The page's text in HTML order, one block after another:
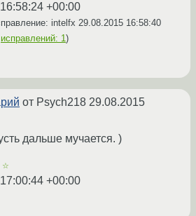
+00:00
intelfx 29.08.2015 16:58:40
исправлений: 1)
от Psych218 29.08.2015
дальше мучается. )
+00:00